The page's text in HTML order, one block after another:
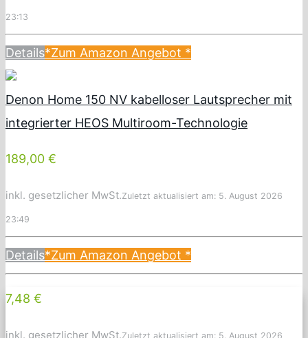
23:13
Details*Zum Amazon Angebot *
Denon Home 150 NV kabelloser Lautsprecher mit
integrierter HEOS Multiroom-Technologie
189,00 €
inkl. gesetzlicher MwSt.Zuletzt aktualisiert am: 5. August 2026
23:49
Details*Zum Amazon Angebot *
7,48 €
inkl. gesetzlicher MwSt.Zuletzt aktualisiert am: 5. August 2026